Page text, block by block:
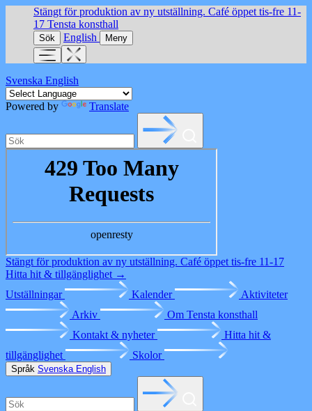
Stängt för produktion av ny utställning. Café öppet tis-fre 11-
17 Tensta konsthall
Sök English Meny
Svenska English
Powered by Translate
Stängt för produktion av ny utställning. Café öppet tis-fre 11-17
Hitta hit & tillgänglighet →
Utställningar
Kalender
Aktiviteter
Arkiv
Om Tensta konsthall
Kontakt & nyheter
Hitta hit &
tillgänglighet
Skolor
Språk Svenska English